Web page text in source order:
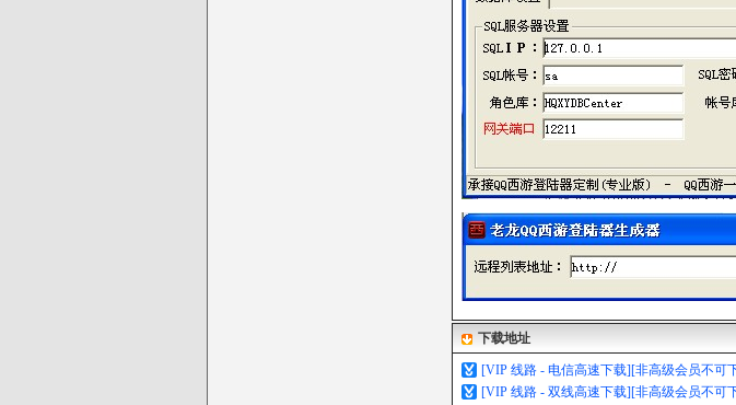
下载地址
[VIP 线路 - 电信高速下载][非高级会员不可
[VIP 线路 - 双线高速下载][非高级会员不可